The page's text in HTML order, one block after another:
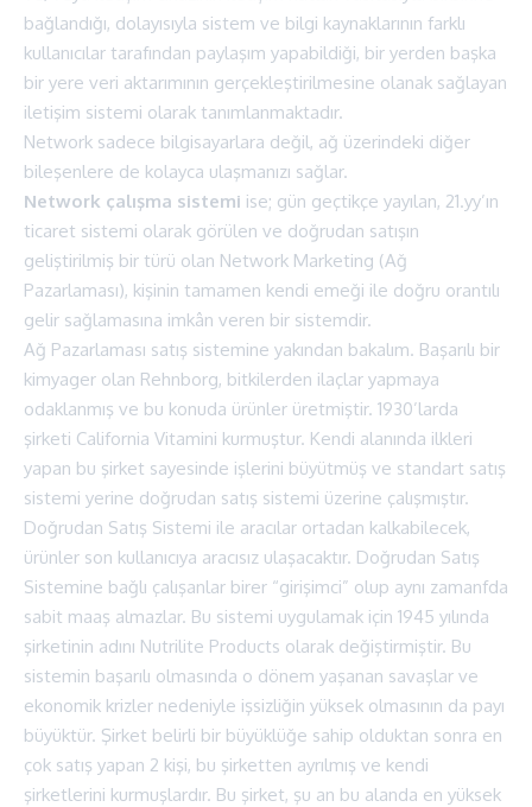
bağlandığı, dolayısıyla sistem ve bilgi kaynaklarının farklı
kullanıcılar tarafından paylaşım yapabildiği, bir yerden başka
bir yere veri aktarımının gerçekleştirilmesine olanak sağlayan
iletişim sistemi olarak tanımlanmaktadır.
Network sadece bilgisayarlara değil, ağ üzerindeki diğer
bileşenlere de kolayca ulaşmanızı sağlar.
Network çalışma sistemi ise; gün geçtikçe yayılan, 21.yy’ın
ticaret sistemi olarak görülen ve doğrudan satışın
geliştirilmiş bir türü olan Network Marketing (Ağ
Pazarlaması), kişinin tamamen kendi emeği ile doğru orantılı
gelir sağlamasına imkân veren bir sistemdir.
Ağ Pazarlaması satış sistemine yakından bakalım. Başarılı bir
kimyager olan Rehnborg, bitkilerden ilaçlar yapmaya
odaklanmış ve bu konuda ürünler üretmiştir. 1930’larda
şirketi California Vitamini kurmuştur. Kendi alanında ilkleri
yapan bu şirket sayesinde işlerini büyütmüş ve standart satış
sistemi yerine doğrudan satış sistemi üzerine çalışmıştır.
Doğrudan Satış Sistemi ile aracılar ortadan kalkabilecek,
ürünler son kullanıcıya aracısız ulaşacaktır. Doğrudan Satış
Sistemine bağlı çalışanlar birer “girişimci” olup aynı zamanfda
sabit maaş almazlar. Bu sistemi uygulamak için 1945 yılında
şirketinin adını Nutrilite Products olarak değiştirmiştir. Bu
sistemin başarılı olmasında o dönem yaşanan savaşlar ve
ekonomik krizler nedeniyle işsizliğin yüksek olmasının da payı
büyüktür. Şirket belirli bir büyüklüğe sahip olduktan sonra en
çok satış yapan 2 kişi, bu şirketten ayrılmış ve kendi
şirketlerini kurmuşlardır. Bu şirket, şu an bu alanda en yüksek